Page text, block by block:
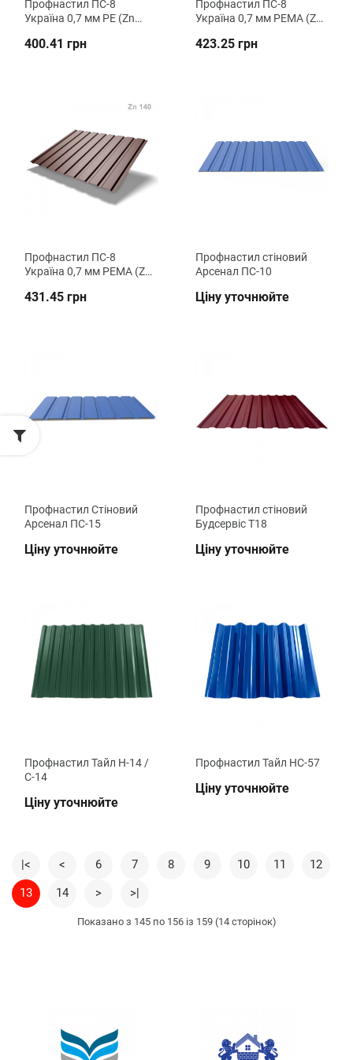
Профнастил ПС-8
Україна 0,7 мм РЕ (Zn
Металіка
400.41 грн
Профнастил ПС-8
Україна 0,7 мм РЕМА (Zn
Металіка
423.25 грн
Профнастил ПС-8
Україна 0,7 мм РЕМА (Zn
Металіка
431.45 грн
Профнастил стіновий
Арсенал ПС-10
Ціну уточнюйте
Профнастил Стіновий
Арсенал ПС-15
Ціну уточнюйте
Профнастил стіновий
Будсервіс Т18
Ціну уточнюйте
Профнастил Тайл Н-14 /
С-14
Ціну уточнюйте
Профнастил Тайл НС-57
Ціну уточнюйте
|< < 6 7 8 9 10 11
12
13
14 > >|
Показано з 145 по 156 із 159 (14 сторінок)